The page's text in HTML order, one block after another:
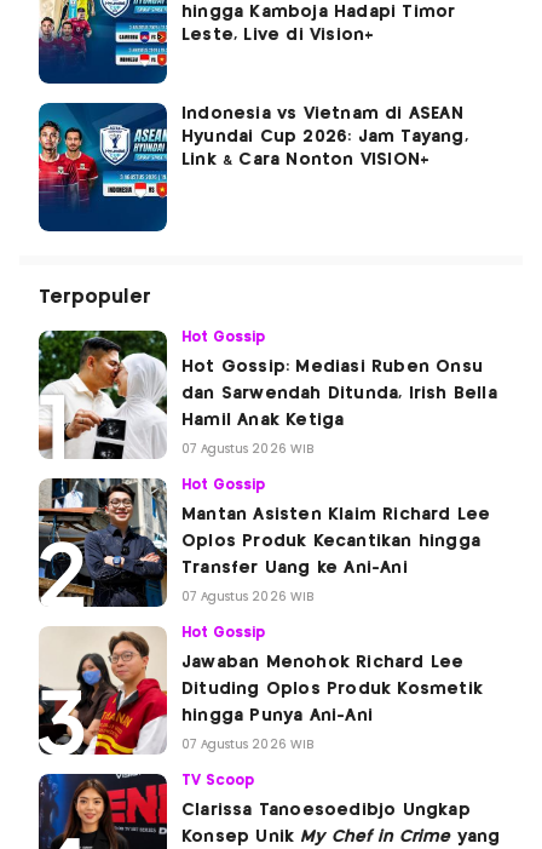
hingga Kamboja Hadapi Timor
Leste, Live di Vision+
Indonesia vs Vietnam di ASEAN
Hyundai Cup 2026: Jam Tayang,
Link & Cara Nonton VISION+
Terpopuler
Hot Gossip
Hot Gossip: Mediasi Ruben Onsu
dan Sarwendah Ditunda, Irish Bella
Hamil Anak Ketiga
07 Agustus 2026 WIB
Hot Gossip
Mantan Asisten Klaim Richard Lee
Oplos Produk Kecantikan hingga
Transfer Uang ke Ani-Ani
07 Agustus 2026 WIB
Hot Gossip
Jawaban Menohok Richard Lee
Dituding Oplos Produk Kosmetik
hingga Punya Ani-Ani
07 Agustus 2026 WIB
TV Scoop
Clarissa Tanoesoedibjo Ungkap
Konsep Unik My Chef in Crimeyang